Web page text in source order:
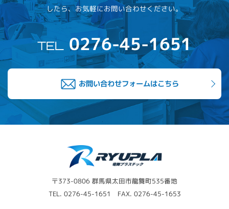
したら、お気軽にお問い合わせください。
TEL 0276-45-1651
お問い合わせフォームはこちら
〒373-0806 群馬県太田市龍舞町535番地
TEL. 0276-45-1651 FAX. 0276-45-1653